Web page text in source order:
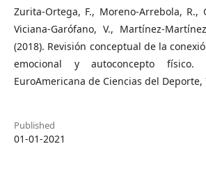
Zurita-Ortega, F., Moreno-Arrebola, R.,
Viciana-Garófano, V., Martínez-
(2018). Revisión conceptual de la
emocional y autoconcepto físico.
EuroAmericana de Ciencias del Deporte,
Published
01-01-2021